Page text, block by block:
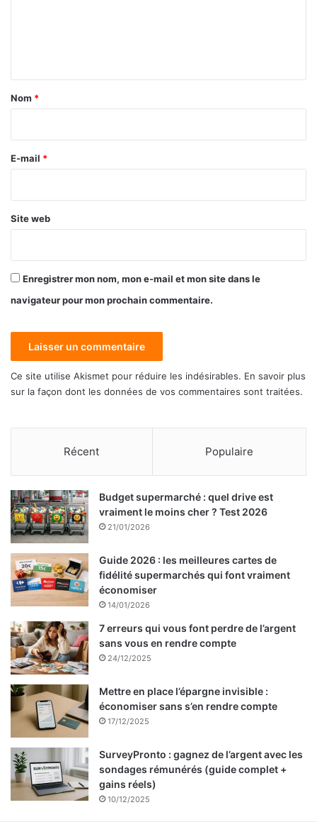
a
e
Nom *
E-mail *
Site web
Enregistrer mon nom, mon e-mail et mon site dans le
navigateur pour mon prochain commentaire.
Ce site utilise Akismet pour réduire les indésirables. En savoir plus
sur la façon dont les données de vos commentaires sont traitées.
Récent Populaire
Budget supermarché : quel drive est
vraiment le moins cher ? Test 2026
21/01/2026
Guide 2026 : les meilleures cartes de
fidélité supermarchés qui font vraiment
économiser
14/01/2026
7 erreurs qui vous font perdre de l’argent
sans vous en rendre compte
24/12/2025
Mettre en place l’épargne invisible :
économiser sans s’en rendre compte
17/12/2025
SurveyPronto : gagnez de l’argent avec les
sondages rémunérés (guide complet +
gains réels)
10/12/2025